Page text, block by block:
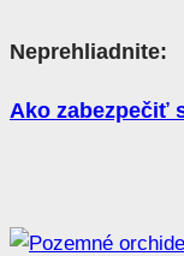
Neprehliadnite:
Ako zabezpečiť